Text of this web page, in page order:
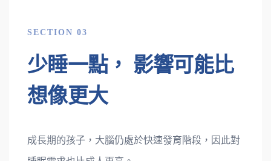
SECTION 03
少睡一點， 影響可能比
想像更大
成長期的孩子，大腦仍處於快速發育階段，因此對